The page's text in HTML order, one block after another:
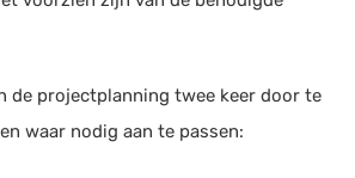
de projectplanning twee keer door te
waar nodig aan te passen: